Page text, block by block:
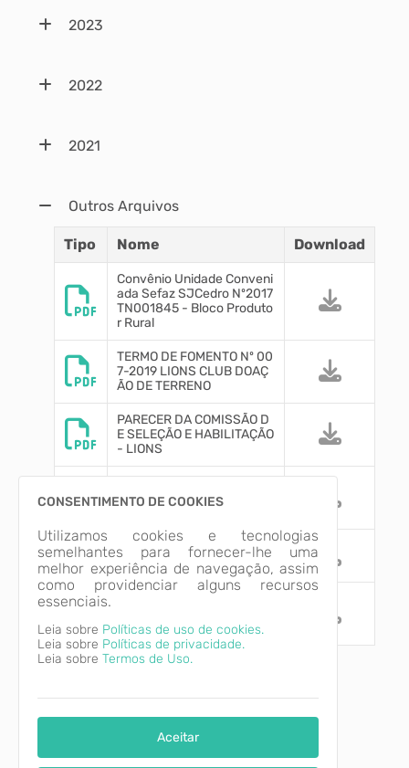
2023
2022
2021
Outros Arquivos
Tipo Nome Download
Convênio Unidade Conveni
ada Sefaz SJCedro Nº2017
TN001845 - Bloco Produto
r Rural
TERMO DE FOMENTO Nº 00
7-2019 LIONS CLUB DOAÇ
ÃO DE TERRENO
PARECER DA COMISSÃO D
E SELEÇÃO E HABILITAÇÃO
- LIONS
E DE CHAMAMENTO PÚBLI
Publicação Convênio DOE
SJC - CIDASC
Convênio SSP Nº 093_DET
VÊNIO TRÂNSITO
CONSENTIMENTO DE COOKIES
Utilizamos cookies e tecnologias
semelhantes para fornecer-lhe uma
melhor experiência de navegação, assim
como providenciar alguns recursos
essenciais.
Leia sobre Políticas de uso de cookies.
Leia sobre Políticas de privacidade.
Leia sobre Termos de Uso.
Aceitar